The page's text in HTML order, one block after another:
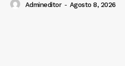
Admineditor - Agosto 8, 2026